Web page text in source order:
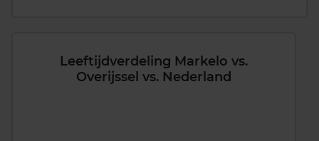
Leeftijdverdeling Markelo vs.
Overijssel vs. Nederland